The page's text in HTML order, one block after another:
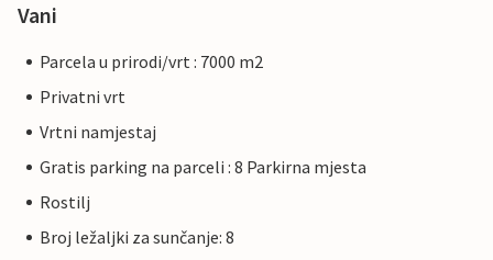
Vani
Parcela u prirodi/vrt : 7000 m2
Privatni vrt
Vrtni namjestaj
Gratis parking na parceli : 8 Parkirna mjesta
Rostilj
Broj ležaljki za sunčanje: 8